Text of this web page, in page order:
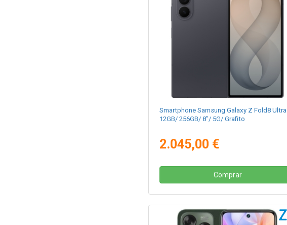
Smartphone Samsung Galaxy Z Fold8 Ultra
12GB/ 256GB/ 8"/ 5G/ Grafito
2.045,00 €
Comprar